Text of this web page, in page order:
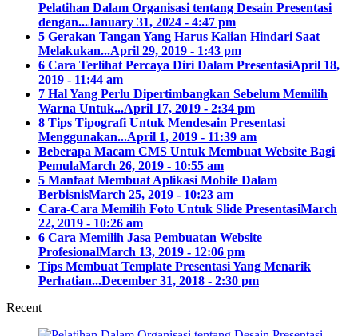
Pelatihan Dalam Organisasi tentang Desain Presentasi
dengan...January 31, 2024 - 4:47 pm
5 Gerakan Tangan Yang Harus Kalian Hindari Saat
Melakukan...April 29, 2019 - 1:43 pm
6 Cara Terlihat Percaya Diri Dalam PresentasiApril 18,
2019 - 11:44 am
7 Hal Yang Perlu Dipertimbangkan Sebelum Memilih
Warna Untuk...April 17, 2019 - 2:34 pm
8 Tips Tipografi Untuk Mendesain Presentasi
Menggunakan...April 1, 2019 - 11:39 am
Beberapa Macam CMS Untuk Membuat Website Bagi
PemulaMarch 26, 2019 - 10:55 am
5 Manfaat Membuat Aplikasi Mobile Dalam
BerbisnisMarch 25, 2019 - 10:23 am
Cara-Cara Memilih Foto Untuk Slide PresentasiMarch
22, 2019 - 10:26 am
6 Cara Memilih Jasa Pembuatan Website
ProfesionalMarch 13, 2019 - 12:06 pm
Tips Membuat Template Presentasi Yang Menarik
Perhatian...December 31, 2018 - 2:30 pm
Recent